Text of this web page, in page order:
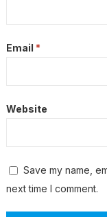
Email *
Website
Save my name,
next time I comment.